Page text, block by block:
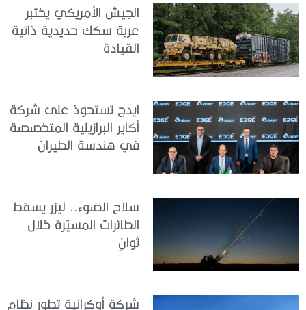
الجيش الأمريكي يختبر
عربة سكك حديدية ذاتية
القيادة
ايدج تستحوذ على شركة
أكاير البرازيلية المتخصصة
في هندسة الطيران
سلاح الضوء.. ليزر يسقط
الطائرات المسيّرة خلال
ثوانٍ
شركة أوكرانية تطور نظام